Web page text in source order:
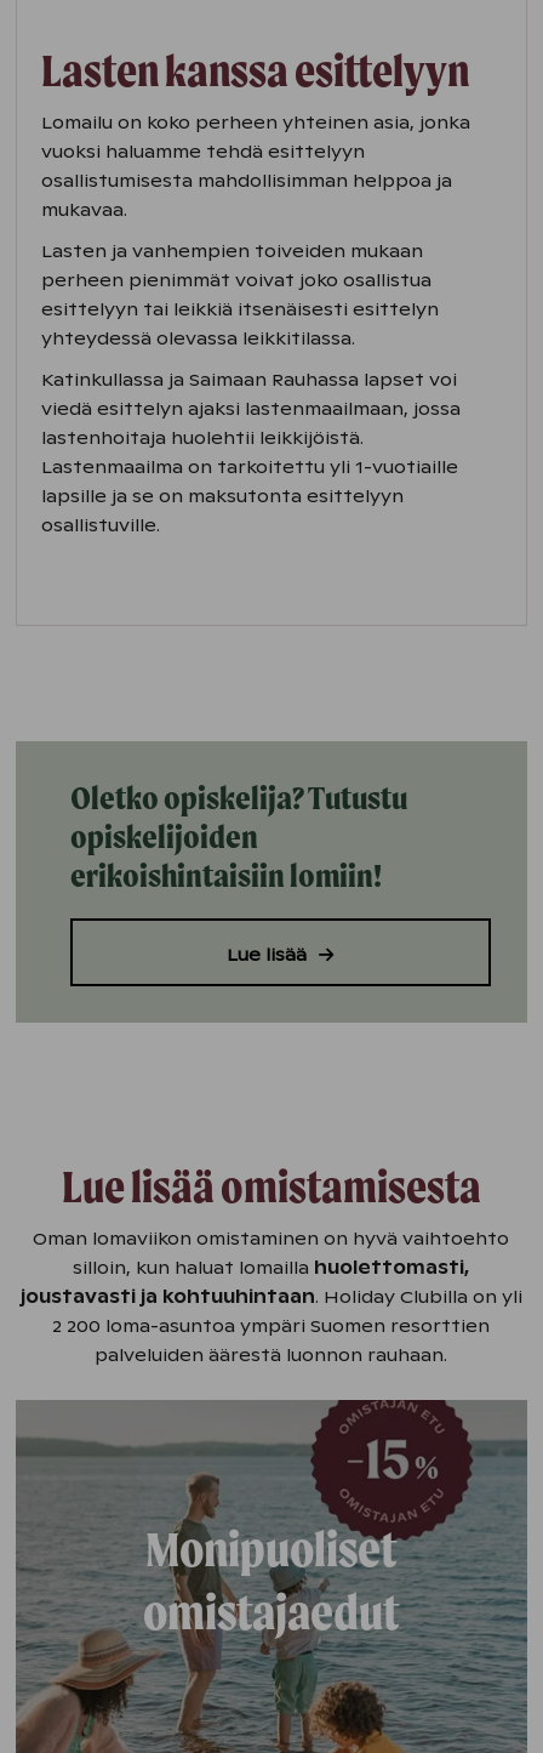
Lasten kanssa esittelyyn
Lomailu on koko perheen yhteinen asia, jonka
vuoksi haluamme tehdä esittelyyn
osallistumisesta mahdollisimman helppoa ja
mukavaa.
Lasten ja vanhempien toiveiden mukaan
perheen pienimmät voivat joko osallistua
esittelyyn tai leikkiä itsenäisesti esittelyn
yhteydessä olevassa leikkitilassa.
Katinkullassa ja Saimaan Rauhassa lapset voi
viedä esittelyn ajaksi lastenmaailmaan, jossa
lastenhoitaja huolehtii leikkijöistä.
Lastenmaailma on tarkoitettu yli 1-vuotiaille
lapsille ja se on maksutonta esittelyyn
osallistuville.
Oletko opiskelija? Tutustu
opiskelijoiden
erikoishintaisiin lomiin!
Lue lisää
Lue lisää omistamisesta
Oman lomaviikon omistaminen on hyvä vaihtoehto
silloin, kun haluat lomailla huolettomasti,
joustavasti ja kohtuuhintaan. Holiday Clubilla on yli
2 200 loma-asuntoa ympäri Suomen resorttien
palveluiden äärestä luonnon rauhaan.
Monipuoliset
omistajaedut